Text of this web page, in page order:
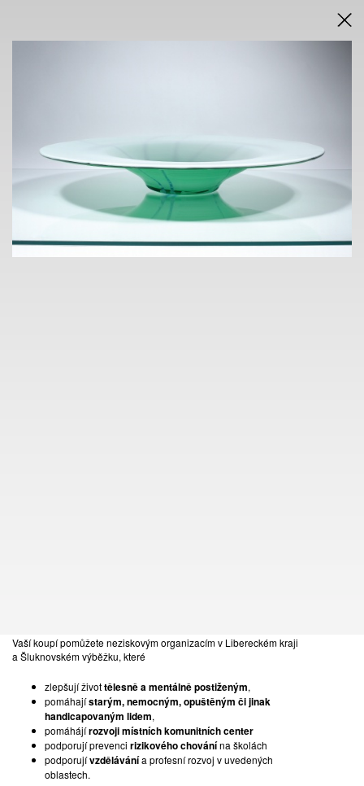
083
AUTOR NEZAŘAZEN
ZELENÁ MÍSA, NEDATOVÁNO
přejímané barevné a opálové sklo se zataveným dekorem | p.
ONLINE + SÁLOVÁ AUKCE
KAVÁRNA POŠTA
nám. Dr. E. Beneše 584/24, Liberec 1
sobota 23.11.2024
od 14.30 h
VÝSTAVA
Vaší koupí pomůžete neziskovým organizacím v Libereckém kraji
a Šluknovském výběžku, které
zlepšují živottělesně a mentálně postiženým,
pomáhajístarým, nemocným, opuštěným či jinak
handicapovaným lidem,
pomáhájírozvoji místních komunitních center
podporují prevenci rizikového chovánína školách
podporujívzdělávánía profesní rozvoj v uvedených
oblastech.